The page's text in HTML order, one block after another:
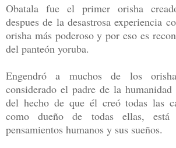
Obatala fue el primer orisha
despues de la desastrosa experiencia
orisha más poderoso y por eso es
del panteón yoruba.
Engendró a muchos de los
considerado el padre de la
del hecho de que él creó todas las
como dueño de todas ellas,
pensamientos humanos y sus sueños.